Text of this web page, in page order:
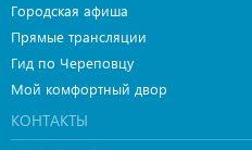
Городская афиша
Прямые трансляции
Гид по Череповцу
Мой комфортный двор
КОНТАКТЫ